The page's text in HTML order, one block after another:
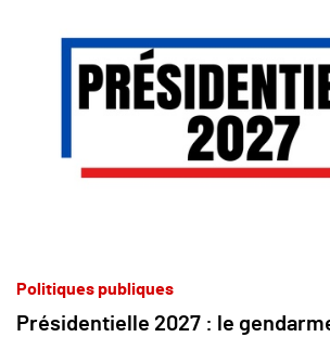
Politiques publiques
Présidentielle 2027 : le